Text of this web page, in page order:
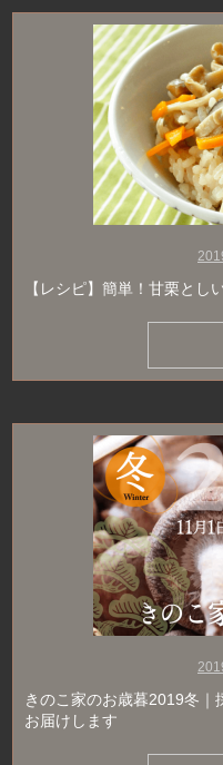
【レシピ】簡単！甘栗とし
きのこ家のお歳暮2019冬｜
お届けします